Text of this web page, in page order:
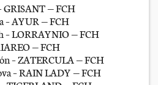
GRISANT — FCH
– AYUR — FCH
– LORRAYNIO — FCH
— FCH
– ZATERCULA — FCH
– RAIN LADY — FCH